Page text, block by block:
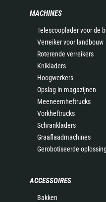
MACHINES
Telescooplader voor de
Verreiker voor landbouw
Roterende verreikers
Knikladers
Hoogwerkers
Opslag in magazijnen
Meeneemheftrucks
Vorkheftrucks
Schrankladers
Graaflaadmachines
Gerobotiseerde
ACCESSOIRES
Bakken